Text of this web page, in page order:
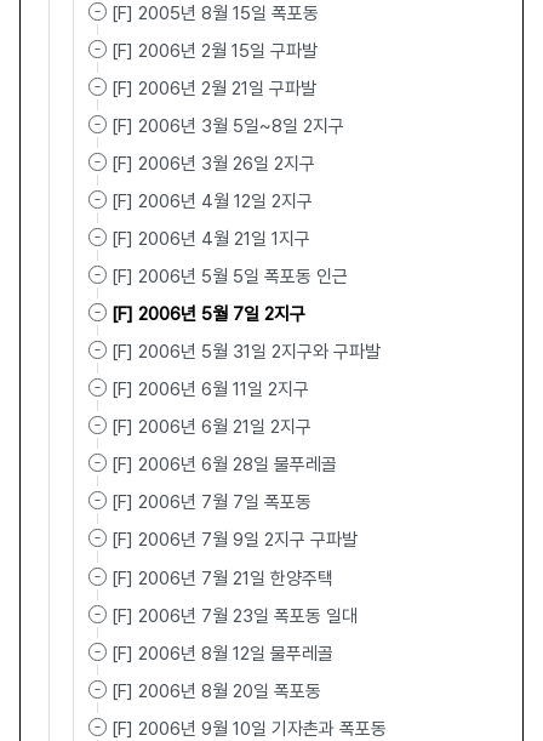
[F] 2005년 8월 15일 폭포동
[F] 2006년 2월 15일 구파발
[F] 2006년 2월 21일 구파발
[F] 2006년 3월 5일~8일 2지구
[F] 2006년 3월 26일 2지구
[F] 2006년 4월 12일 2지구
[F] 2006년 4월 21일 1지구
[F] 2006년 5월 5일 폭포동 인근
[F] 2006년 5월 7일 2지구
[F] 2006년 5월 31일 2지구와 구파발
[F] 2006년 6월 11일 2지구
[F] 2006년 6월 21일 2지구
[F] 2006년 6월 28일 물푸레골
[F] 2006년 7월 7일 폭포동
[F] 2006년 7월 9일 2지구 구파발
[F] 2006년 7월 21일 한양주택
[F] 2006년 7월 23일 폭포동 일대
[F] 2006년 8월 12일 물푸레골
[F] 2006년 8월 20일 폭포동
[F] 2006년 9월 10일 기자촌과 폭포동